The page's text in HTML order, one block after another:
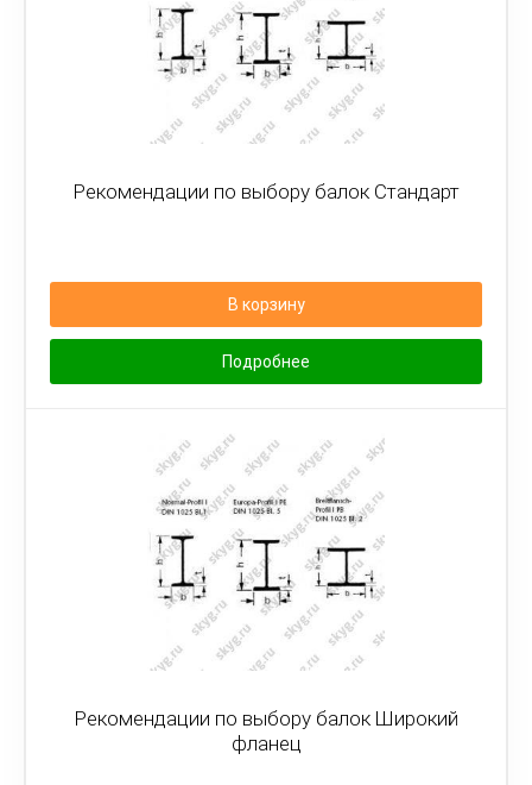
Рекомендации по выбору балок Стандарт
В корзину
Подробнее
Рекомендации по выбору балок Широкий
фланец